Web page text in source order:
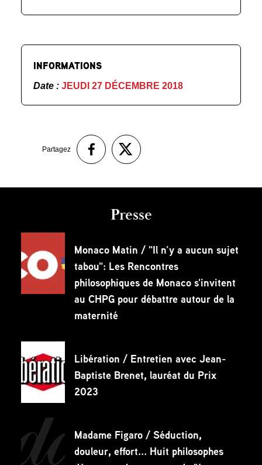
INFORMATIONS
Date : JEUDI 27 DÉCEMBRE 2018
Partagez
Presse
Monaco Matin / "Il n’y a aucun sujet
tabou": Les Rencontres
philosophiques de Monaco s'invitent
au CHPG pour débattre autour de la
maternité
Libération / Entretien avec Jean-
Baptiste Brenet, lauréat du Prix
2023
Madame Figaro / Séduction,
douleur, effort... Huit philosophes